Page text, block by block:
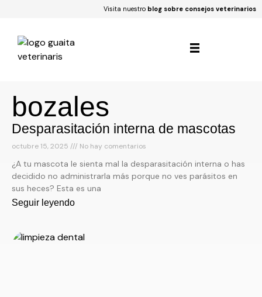
Visita nuestro blog sobre consejos veterinarios
bozales
Desparasitación interna de mascotas
octubre 15, 2025 No hay comentarios
¿A tu mascota le sienta mal la desparasitación interna o has
decidido no administrarla más porque no ves parásitos en
sus heces? Esta es una
Seguir leyendo